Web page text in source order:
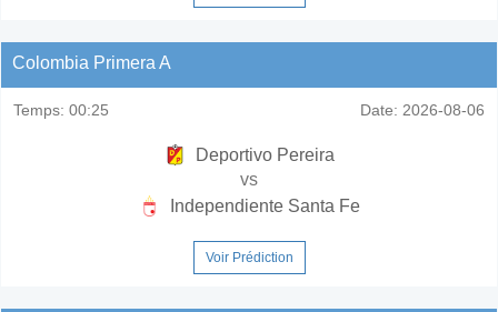
Colombia Primera A
Temps: 00:25 Date: 2026-08-06
Deportivo Pereira
vs
Independiente Santa Fe
Voir Prédiction